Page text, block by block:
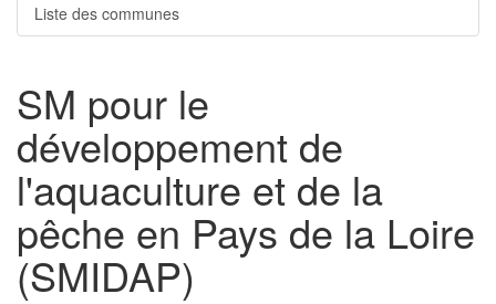
Liste des communes
SM pour le
développement de
l'aquaculture et de la
pêche en Pays de la Loire
(SMIDAP)